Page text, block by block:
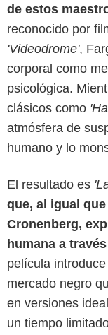
de estos
reconocido por
'Videodrome',
corporal como
psicológica.
clásicos como
atmósfera de
humano y lo
El resultado es
que, al igual
Cronenberg,
humana a
película
mercado negro
en versiones
un tiempo